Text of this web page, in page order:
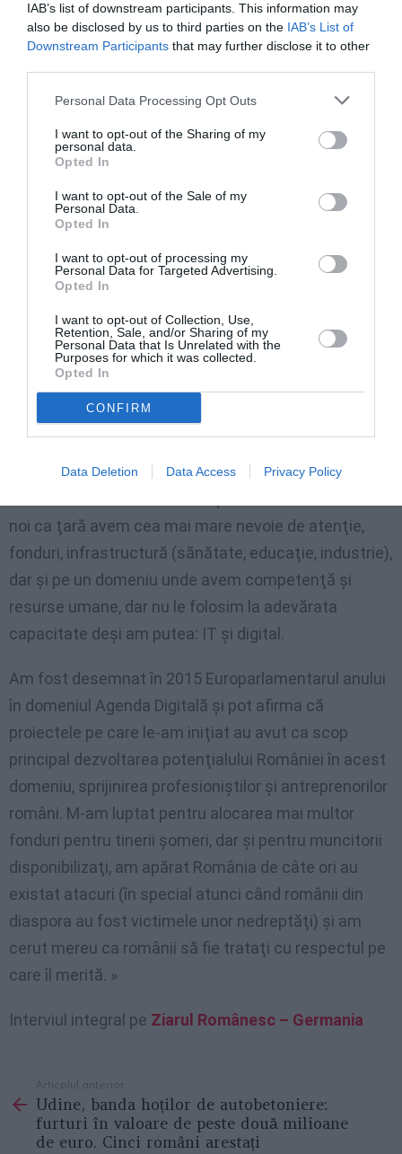
IAB’s list of downstream participants. This information may
also be disclosed by us to third parties on the IAB’s List of
Downstream Participants that may further disclose it to other
Personal Data Processing Opt Outs
I want to opt-out of the Sharing of my
personal data.
Opted In
I want to opt-out of the Sale of my
Personal Data.
Opted In
I want to opt-out of processing my
Personal Data for Targeted Advertising.
Opted In
I want to opt-out of Collection, Use,
Retention, Sale, and/or Sharing of my
Personal Data that Is Unrelated with the
Purposes for which it was collected.
Opted In
CONFIRM
Data Deletion Data Access Privacy Policy
directă cu interesele cetăţenilor – decizii precum
eliminarea tarifelor de roaming sau alocarea de
fonduri pentru crearea de locuri de muncă destinate
Totuşi, ele sunt reflectate mai rar. Personal, am
încercat, încă de la începutul mandatului, să comunic
pe larg despre ceea ce fac, inclusiv prin intermediul
reţelelor sociale, unde pot dialoga direct cu oamenii
şi le răspund intotdeauna la întrebări. »
Dumneavoastră, de exemplu, de când aţi fost ales,
foarte pe scurt, ce aţi reuşit să faceţi?
«Toate proiectele pe care le-am iniţiat ca
europarlamentar au fost gândite pentru a ajuta
România. Mă bucur să pot spune că sunt
europarlamentarul care a iniţiat cel mai mare număr
Europeană – peste 8 proiecte în valoare de peste 9,3
noi ca ţară avem cea mai mare nevoie de atenţie,
fonduri, infrastructură (sănătate, educaţie, industrie),
dar şi pe un domeniu unde avem competenţă şi
resurse umane, dar nu le folosim la adevărata
capacitate deşi am putea: IT şi digital.
Am fost desemnat în 2015 Europarlamentarul anului
în domeniul Agenda Digitală şi pot afirma că
proiectele pe care le-am iniţiat au avut ca scop
principal dezvoltarea potenţialului României în acest
domeniu, sprijinirea profesioniştilor şi antreprenorilor
români. M-am luptat pentru alocarea mai multor
fonduri pentru tinerii şomeri, dar şi pentru muncitorii
disponibilizaţi, am apărat România de câte ori au
existat atacuri (în special atunci când românii din
diaspora au fost victimele unor nedreptăţi) şi am
cerut mereu ca românii să fie trataţi cu respectul pe
care îl merită. »
Interviul integral pe Ziarul Românesc – Germania
more
Articolul anterior
Udine, banda hoților de autobetoniere:
furturi în valoare de peste două milioane
de euro. Cinci români arestați